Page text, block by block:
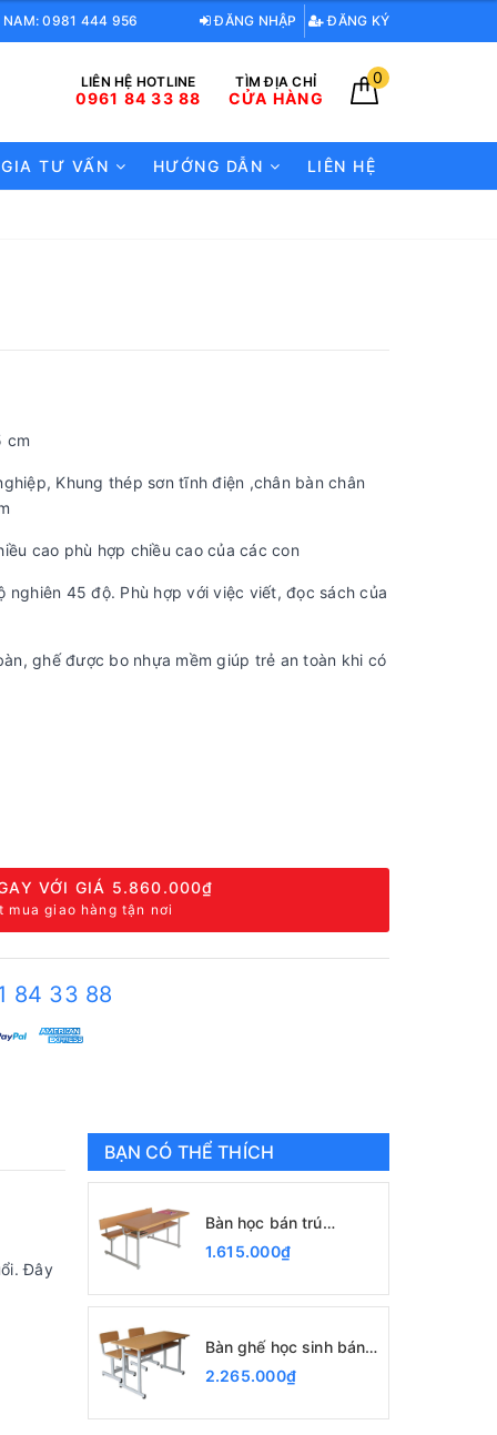
NAM: 0981 444 956 ĐĂNG NHẬP ĐĂNG KÝ
LIÊN HỆ HOTLINE
0961 84 33 88
TÌM ĐỊA CHỈ
CỬA HÀNG
0
TƯ VẤN HƯỚNG DẪN LIÊN HỆ
cm
Khung thép sơn tĩnh điện ,chân bàn chân
cao phù hợp chiều cao của các con
nghiên 45 độ. Phù hợp với việc viết, đọc sách của
ghế được bo nhựa mềm giúp trẻ an toàn khi có
VỚI GIÁ 5.860.000₫
mua giao hàng tận nơi
84 33 88
Đây
BẠN CÓ THỂ THÍCH
Bàn học bán trú
BBT101AG
1.615.000₫
Bàn ghế học sinh bán
trú BBT103-5G,
GBT103-5G
2.265.000₫